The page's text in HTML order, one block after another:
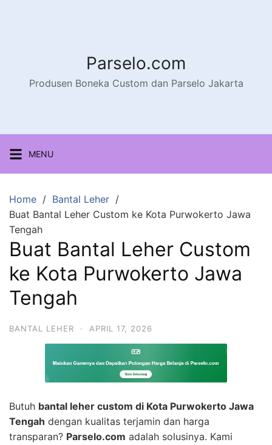
Parselo.com
Produsen Boneka Custom dan Parselo Jakarta
MENU
Home
Bantal Leher
Buat Bantal Leher Custom ke Kota Purwokerto Jawa
Tengah
Buat Bantal Leher Custom
ke Kota Purwokerto Jawa
Tengah
BANTAL LEHER · APRIL 17, 2026
Butuh bantal leher custom di Kota Purwokerto Jawa
Tengah dengan kualitas terjamin dan harga
transparan? Parselo.com adalah solusinya. Kami